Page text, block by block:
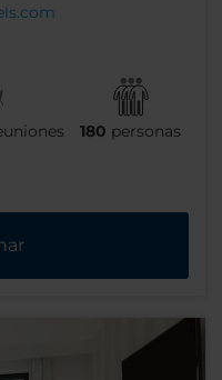
180 personas